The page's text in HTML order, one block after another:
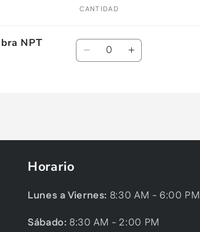
CANTIDAD
NPT
Cantidad
Reducir
Aumentar
Horario
Lunes a Viernes: 8:30 AM - 6:00 PM
Sábado: 8:30 AM - 2:00 PM